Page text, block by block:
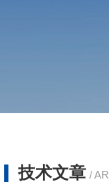
技术文章 /